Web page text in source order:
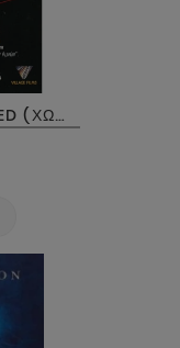
ΣΕ ΒΛΕΠΩ, SAW DVD USED (ΧΩΡΙΣ ΕΞΩΦΥΛΛΟ)